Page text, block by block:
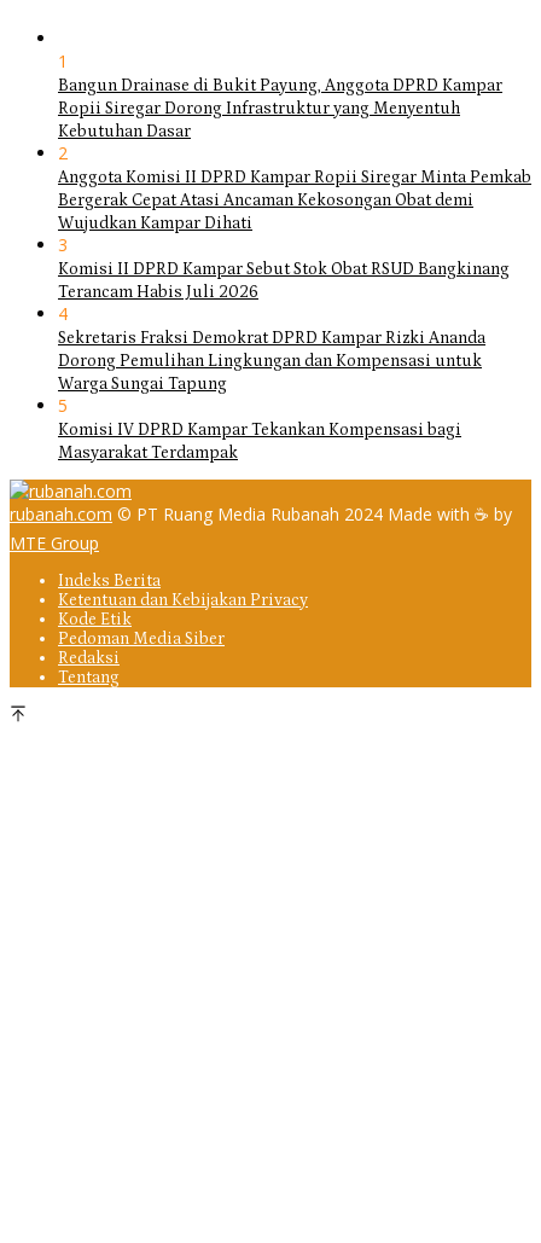
1
Bangun Drainase di Bukit Payung, Anggota DPRD Kampar
Ropii Siregar Dorong Infrastruktur yang Menyentuh
Kebutuhan Dasar
2
Anggota Komisi II DPRD Kampar Ropii Siregar Minta Pemkab
Bergerak Cepat Atasi Ancaman Kekosongan Obat demi
Wujudkan Kampar Dihati
3
Komisi II DPRD Kampar Sebut Stok Obat RSUD Bangkinang
Terancam Habis Juli 2026
4
Sekretaris Fraksi Demokrat DPRD Kampar Rizki Ananda
Dorong Pemulihan Lingkungan dan Kompensasi untuk
Warga Sungai Tapung
5
Komisi IV DPRD Kampar Tekankan Kompensasi bagi
Masyarakat Terdampak
rubanah.com © PT Ruang Media Rubanah 2024 Made with ☕ by
MTE Group
Indeks Berita
Ketentuan dan Kebijakan Privacy
Kode Etik
Pedoman Media Siber
Redaksi
Tentang